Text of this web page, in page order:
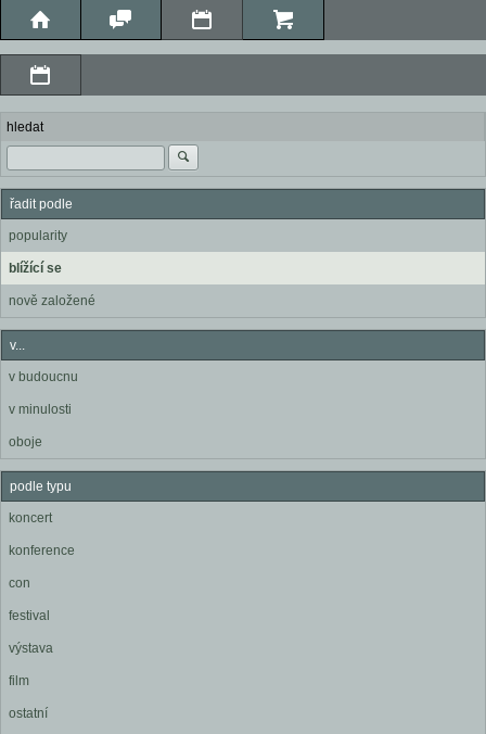
hledat
řadit podle
popularity
blížící se
nově založené
v...
v budoucnu
v minulosti
oboje
podle typu
koncert
konference
con
festival
výstava
film
ostatní